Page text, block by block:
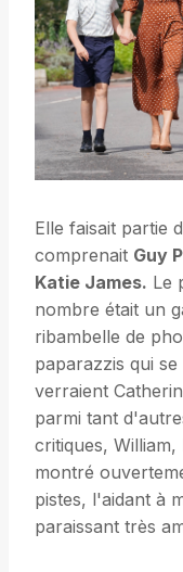
Elle faisait partie
comprenait Guy
Katie James. Le
nombre était un
ribambelle de
paparazzis qui
verraient
parmi tant
critiques,
montré
pistes, l'aidant à
paraissant très